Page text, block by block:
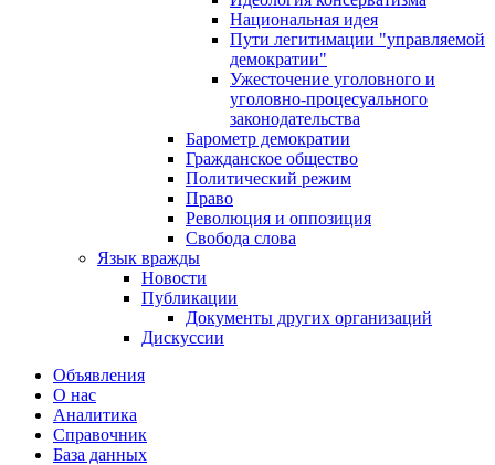
Национальная идея
Пути легитимации "управляемой
демократии"
Ужесточение уголовного и
уголовно-процесуального
законодательства
Барометр демократии
Гражданское общество
Политический режим
Право
Революция и оппозиция
Свобода слова
Язык вражды
Новости
Публикации
Документы других организаций
Дискуссии
Объявления
О нас
Аналитика
Справочник
База данных